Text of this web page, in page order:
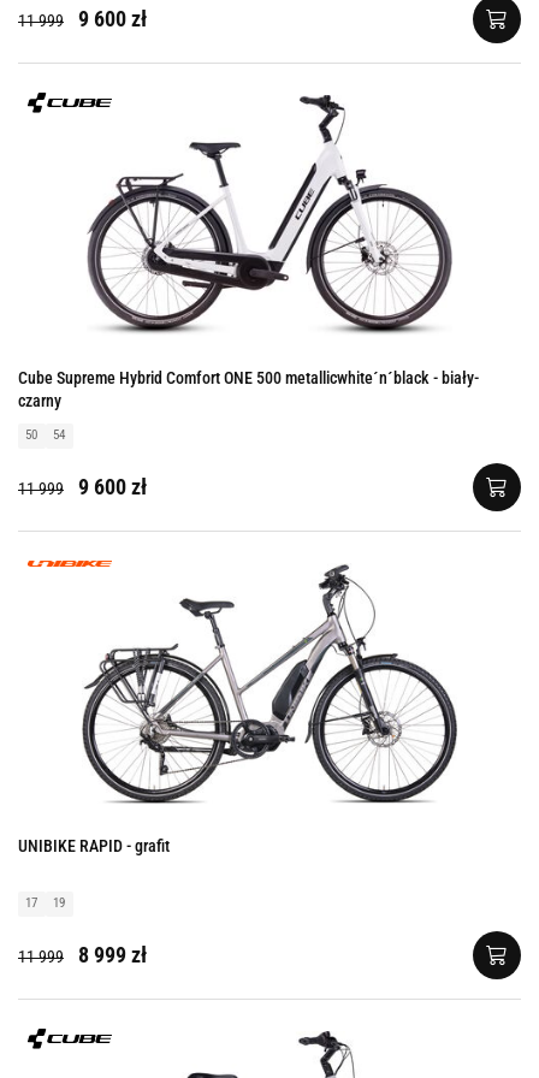
11 999 9 600 zł
Cube Supreme Hybrid Comfort ONE 500 metallicwhite´n´black - biały-
czarny
50 54
11 999 9 600 zł
UNIBIKE RAPID - grafit
17 19
11 999 8 999 zł